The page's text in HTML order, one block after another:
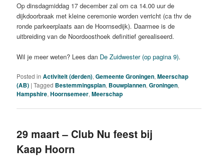
Op dinsdagmiddag 17 december zal om ca 14.00 uur de
dijkdoorbraak met kleine ceremonie worden verricht (ca thv de
ronde parkeerplaats aan de Hoornsedijk). Daarmee is de
uitbreiding van de Noordoosthoek definitief gerealiseerd.
Wil je meer weten? Lees dan De Zuidwester (op pagina 9).
Posted in Activiteit (derden),Gemeente Groningen,Meerschap
(AB) |Tagged Bestemmingsplan, Bouwplannen,Groningen,
Hampshire,Hoornsemeer,Meerschap
29 maart – Club Nu feest bij
Kaap Hoorn